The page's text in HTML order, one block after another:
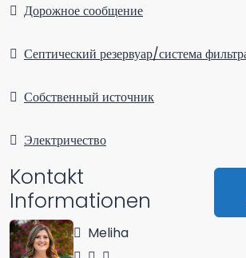
Дорожное сообщение
Септический резервуар/система
Собственный источник
Электричество
Kontakt
Informationen
Meliha